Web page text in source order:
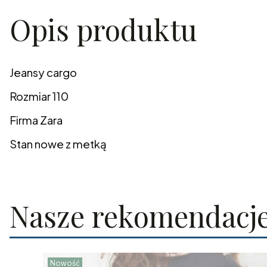
Opis produktu
Jeansy cargo
Rozmiar 110
Firma Zara
Stan nowe z metką
Nasze
Nowość